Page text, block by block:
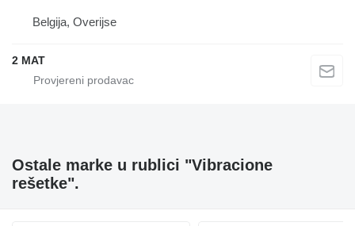
Belgija, Overijse
2 MAT
Ostale marke u rublici "Vibracione
rešetke".